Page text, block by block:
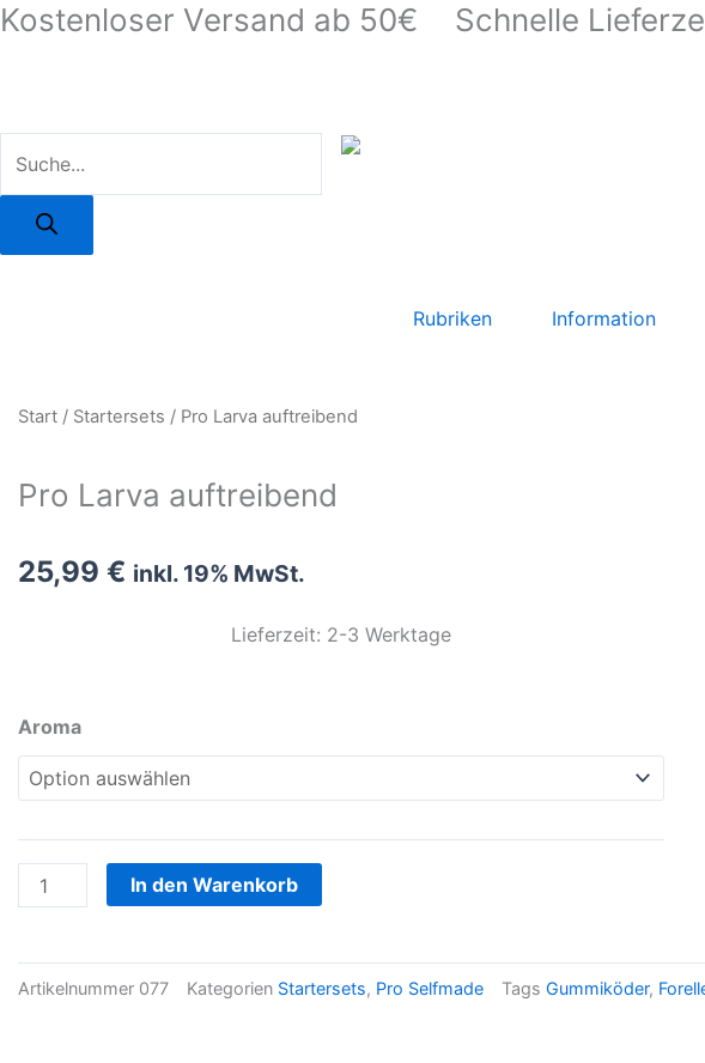
Zum
Kostenloser Versand ab 50€ Schnelle
search
Rubriken Information
Start / Startersets / Pro Larva auftreibend
Pro Larva auftreibend
25,99 € inkl. 19% MwSt.
Lieferzeit: 2-3 Werktage
Aroma
Pro
Larva
auftreibend
In den Warenkorb
Artikelnummer 077 Kategorien Startersets, Pro Selfmade Tags Gummiköder,